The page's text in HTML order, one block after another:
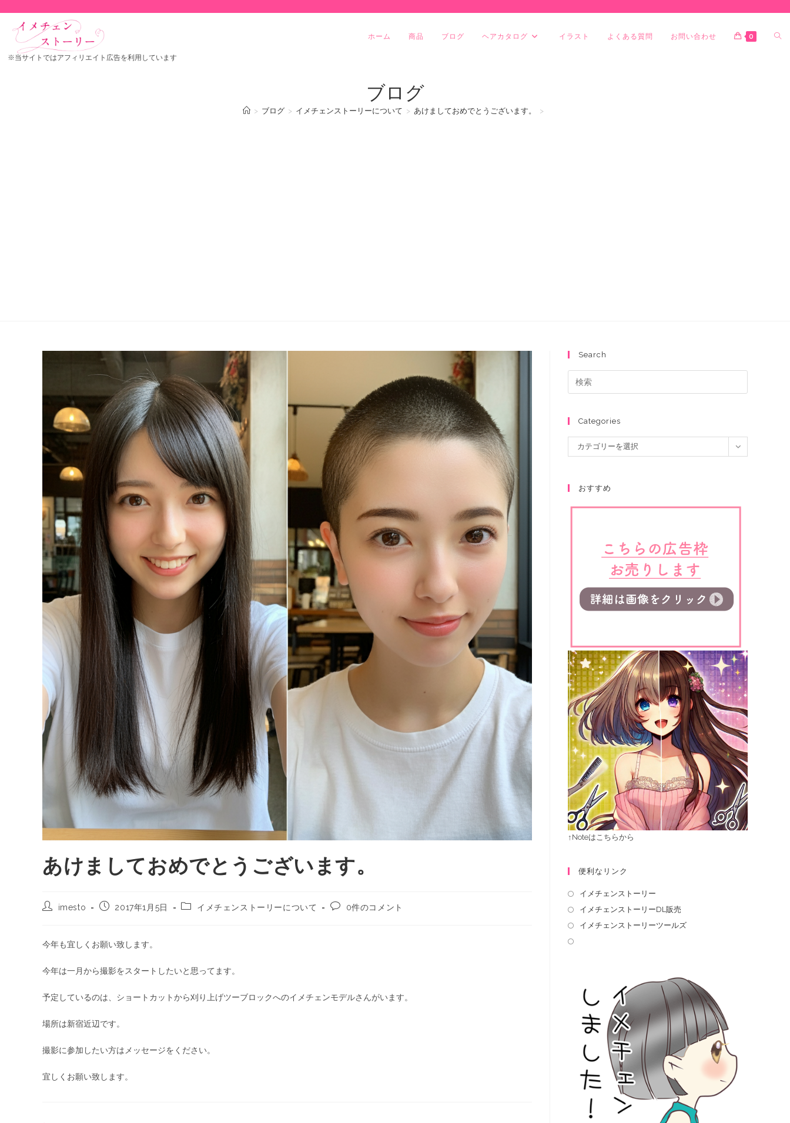
※当サイトではアフィリエイト広告を利用しています
ホーム 商品 ブログ ヘアカタログ イラスト よくある質問 お問い合わせ 0
ブログ
> ブログ > イメチェンストーリーについて > あけましておめでとうございます。 >
あけましておめでとうございます。
imesto 2017年1月5日 イメチェンストーリーについて 0件のコメント
今年も宜しくお願い致します。
今年は一月から撮影をスタートしたいと思ってます。
予定しているのは、ショートカットから刈り上げツーブロックへのイメチェンモデルさんがいます。
場所は新宿近辺です。
撮影に参加したい方はメッセージをください。
宜しくお願い致します。
Search
Categories
カテゴリーを選択
おすすめ
↑Noteはこちらから
便利なリンク
イメチェンストーリー
イメチェンストーリーDL販売
イメチェンストーリーツールズ